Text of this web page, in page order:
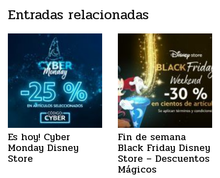
Entradas relacionadas
Es hoy! Cyber
Monday Disney
Store
Fin de semana
Black Friday Disney
Store – Descuentos
Mágicos